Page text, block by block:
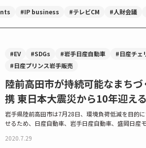
#IP business #テレビCM #人財会議
#EV #SDGs #岩手日産自動車
#日産チェ
#日産プリンス岩手販売
陸前高田市が持続可能なまち
携 東日本大震災から10年迎え
岩手県陸前高田市は7月28日、環境負荷低減を目的
せるため、日産自動車、岩手日産自動車、盛岡日産
2020.7.29